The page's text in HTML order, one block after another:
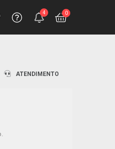
4 0
ATENDIMENTO